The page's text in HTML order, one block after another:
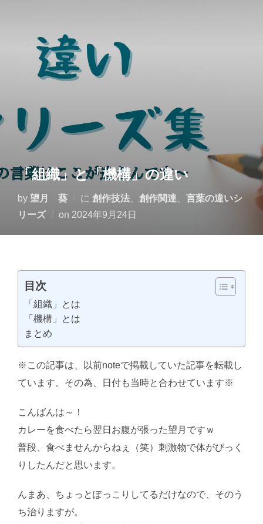
キ
「組織」と「機構」の違い
by 望月 葵 に 創作技法 創作関連
言葉の違いシ
リーズ
on 投
2024年9月24日
目次
「組織」とは
「機構」とは
まとめ
※この記事は、以前noteで掲載していた記事を転載し
ています。その為、日付も当時と合わせています※
こんばんは～！
カレーを食べたら翌日お腹が張った望月ですｗ
普段、食べませんからねぇ（笑）刺激物で体がびっく
りしたんだと思います。
んまあ、ちょっとぽっこりしてるだけなので、そのう
ち治りますが。